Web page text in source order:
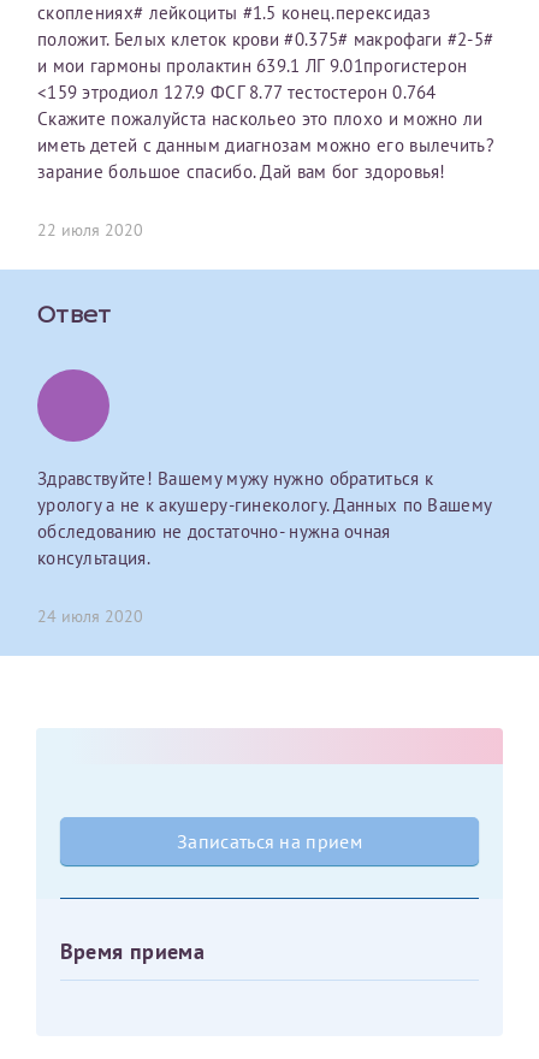
скоплениях# лейкоциты #1.5 конец.перексидаз
положит. Белых клеток крови #0.375# макрофаги #2-5#
и мои гармоны пролактин 639.1 ЛГ 9.01прогистерон
<159 этродиол 127.9 ФСГ 8.77 тестостерон 0.764
Скажите пожалуйста наскольео это плохо и можно ли
иметь детей с данным диагнозам можно его вылечить?
зарание большое спасибо. Дай вам бог здоровья!
22 июля 2020
Ответ
Здравствуйте! Вашему мужу нужно обратиться к
урологу а не к акушеру-гинекологу. Данных по Вашему
обследованию не достаточно- нужна очная
консультация.
24 июля 2020
Записаться на прием
Время приема
Оставить отзыв
Принимаю условияСоглашения на обработку
персональных данных
Записаться на прием
Отчество*
Дата рождения*
Фамилия*
2024